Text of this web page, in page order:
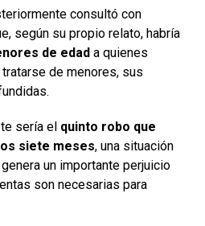
consultó con
según su propio relato, habría
de edad a quienes
de menores, sus
sería el quinto robo que
siete meses, una situación
un importante perjuicio
son necesarias para